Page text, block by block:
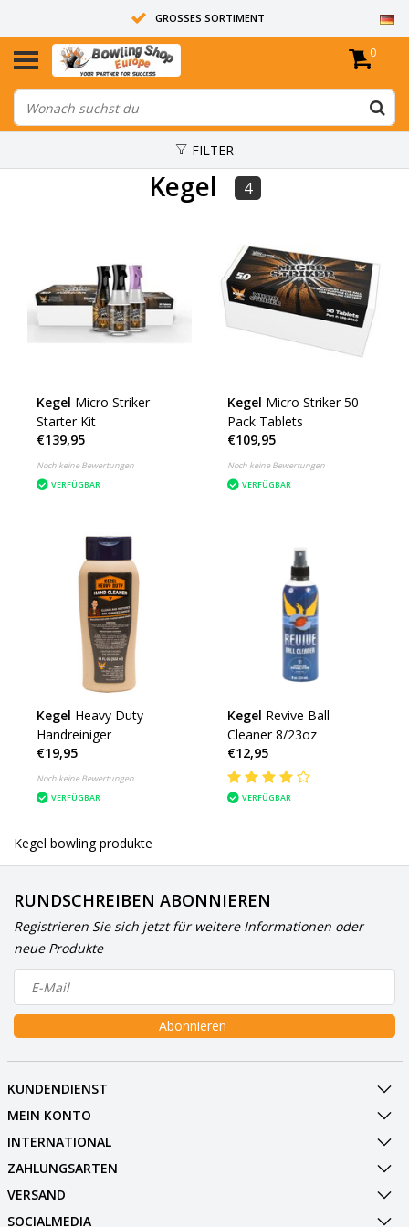
GROSSES SORTIMENT
14 TAGE RÜCKGABERECHT
ALLE BOWLINGKUGELN SIND UNGEBOHRT
0
FILTER
Kegel 4
Kegel Micro Striker
Starter Kit
€139,95
Noch keine Bewertungen
VERFÜGBAR
Kegel Micro Striker 50
Pack Tablets
€109,95
Noch keine Bewertungen
VERFÜGBAR
Kegel Heavy Duty
Handreiniger
€19,95
Noch keine Bewertungen
VERFÜGBAR
Kegel Revive Ball
Cleaner 8/23oz
€12,95
VERFÜGBAR
Kegel bowling produkte
RUNDSCHREIBEN ABONNIEREN
Registrieren Sie sich jetzt für weitere Informationen oder
neue Produkte
Abonnieren
KUNDENDIENST
MEIN KONTO
INTERNATIONAL
ZAHLUNGSARTEN
VERSAND
SOCIALMEDIA